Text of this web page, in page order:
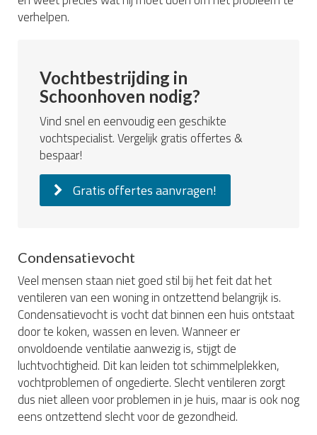
verhelpen.
Vochtbestrijding in
Schoonhoven nodig?
Vind snel en eenvoudig een geschikte
vochtspecialist. Vergelijk gratis offertes &
bespaar!
Gratis offertes aanvragen!
Condensatievocht
Veel mensen staan niet goed stil bij het feit dat het
ventileren van een woning in ontzettend belangrijk is.
Condensatievocht is vocht dat binnen een huis ontstaat
door te koken, wassen en leven. Wanneer er
onvoldoende ventilatie aanwezig is, stijgt de
luchtvochtigheid. Dit kan leiden tot schimmelplekken,
vochtproblemen of ongedierte. Slecht ventileren zorgt
dus niet alleen voor problemen in je huis, maar is ook nog
eens ontzettend slecht voor de gezondheid.